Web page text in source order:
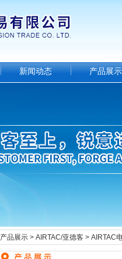
新闻动态 产品展示
产品展示 > AIRTAC/亚德客 > AIRTAC